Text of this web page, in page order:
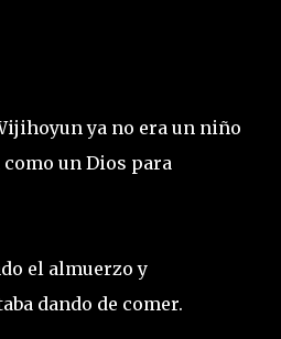
ya no era un niño
como un Dios para
el almuerzo y
dando de comer.